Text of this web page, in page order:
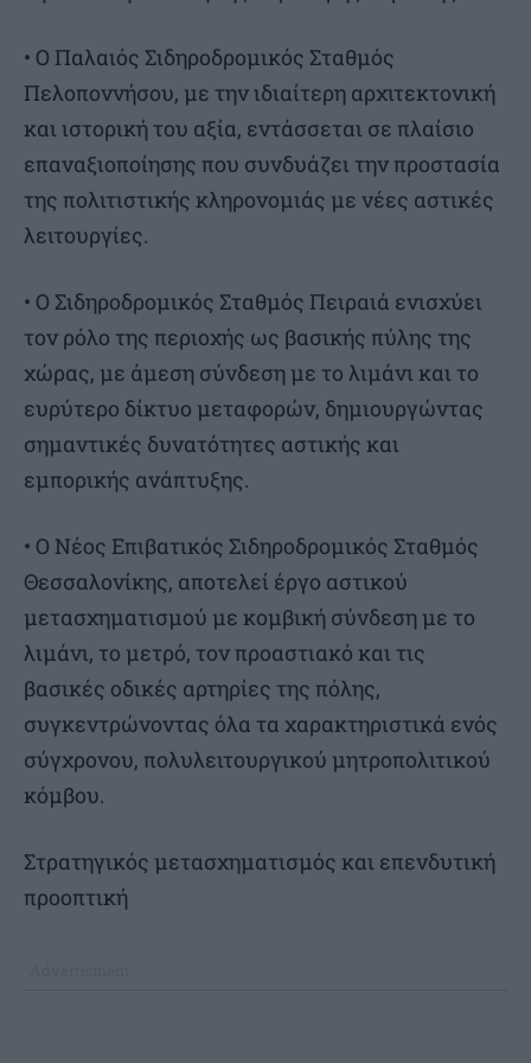
• Ο Παλαιός Σιδηροδρομικός Σταθμός
Πελοποννήσου, με την ιδιαίτερη αρχιτεκτονική
και ιστορική του αξία, εντάσσεται σε πλαίσιο
επαναξιοποίησης που συνδυάζει την προστασία
της πολιτιστικής κληρονομιάς με νέες αστικές
λειτουργίες.
• Ο Σιδηροδρομικός Σταθμός Πειραιά ενισχύει
τον ρόλο της περιοχής ως βασικής πύλης της
χώρας, με άμεση σύνδεση με το λιμάνι και το
ευρύτερο δίκτυο μεταφορών, δημιουργώντας
σημαντικές δυνατότητες αστικής και
εμπορικής ανάπτυξης.
• Ο Νέος Επιβατικός Σιδηροδρομικός Σταθμός
Θεσσαλονίκης, αποτελεί έργο αστικού
μετασχηματισμού με κομβική σύνδεση με το
λιμάνι, το μετρό, τον προαστιακό και τις
βασικές οδικές αρτηρίες της πόλης,
συγκεντρώνοντας όλα τα χαρακτηριστικά ενός
σύγχρονου, πολυλειτουργικού μητροπολιτικού
κόμβου.
Στρατηγικός μετασχηματισμός και επενδυτική
προοπτική